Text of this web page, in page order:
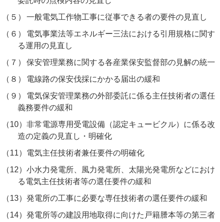
（５）
一般電気工作物工事に従事できる者の要件の見直し
（６）
電気事業法等エネルギー三法における引用規格に関す
る運用の見直し
（７）
保安管理業務に関する各産業保安監督部の見解の統一
（８）
電線路の保安伐採にかかる届出の緩和
（９）
電気保安管理業務の外部委託に係る主任技術者の選任
義務要件の緩和
（10） 非常電源専用受電設備（認定キュービクル）に係る改
造の定義の見直し・明確化
（11） 電気主任技術者兼任要件の明確化
（12） 小水力発電所、風力発電所、太陽光発電所などにおけ
る電気主任技術者等の選任要件の緩和
（13） 発電所の工事に必要な専任技術者の選任要件の緩和
（14） 発電所等の建設用地取得に向けた戸籍謄本等の第三者